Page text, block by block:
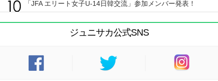
「JFA エリート女子U-14日韓交流」参加メンバー発表！
ジュニサカ公式SNS